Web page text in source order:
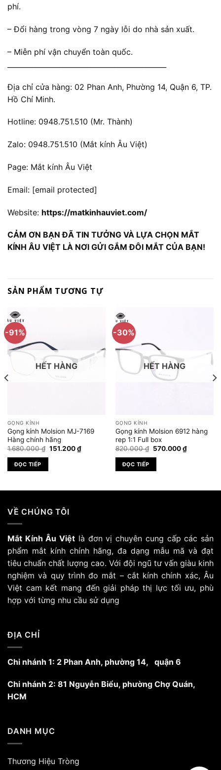
phí.
– Đổi hàng trong vòng 7 ngày lỗi do nhà sản xuất.
– Miễn phí vận chuyển toàn quốc.
Địa chỉ cửa hàng: 02 Phan Anh, Phường 14, Quận 6, TP.
Hồ Chí Minh.
Hotline: 0948.751.510 (Mr. Thành)
Zalo: 0948.751.510 (Mắt kính Âu Việt)
Page: Mắt kính Âu Việt
Email: [email protected]
Website: https://matkinhauviet.com/
CẢM ƠN BẠN ĐÃ TIN TƯỞNG VÀ LỰA CHỌN MẮT
KÍNH ÂU VIỆT LÀ NƠI GỬI GẮM ĐÔI MẮT CỦA BẠN!
SẢN PHẨM TƯƠNG TỰ
-91%
HẾT HÀNG
GỌNG KÍNH
Gọng kính Molsion MJ-7169
Hàng chính hãng
1.680.000₫ Giá
151.200₫Giá
hiện
ĐỌC TIẾP
-30%
HẾT HÀNG
GỌNG KÍNH
Gọng kính Molsion 6912 hàng
rep 1:1 Full box
820.000₫ Giá
570.000₫Giá
hiện
ĐỌC TIẾP
VỀ CHÚNG TÔI
Mắt Kính Âu Việt là đơn vị chuyên cung cấp các sản
phẩm mắt kính chính hãng, đa dạng mẫu mã và đạt
tiêu chuẩn chất lượng cao. Với đội ngũ tư vấn giàu kinh
nghiệm và quy trình đo mắt – cắt kính chính xác, Âu
Việt cam kết mang đến giải pháp thị lực tối ưu, phù
hợp với từng nhu cầu sử dụng
ĐỊA CHỈ
Chi nhánh 1: 2 Phan Anh, phường 14, quận 6
Chi nhánh 2: 81 Nguyễn Biểu, phường Chợ Quán,
HCM
DANH MỤC
Thương Hiệu Tròng